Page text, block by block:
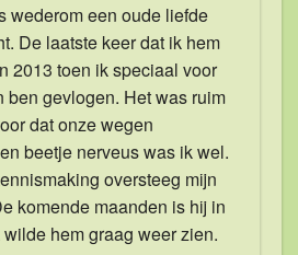
wederom een oude liefde
De laatste keer dat ik hem
2013 toen ik speciaal voor
ben gevlogen. Het was ruim
dat onze wegen
beetje nerveus was ik wel.
oversteeg mijn
komende maanden is hij in
hem graag weer zien.